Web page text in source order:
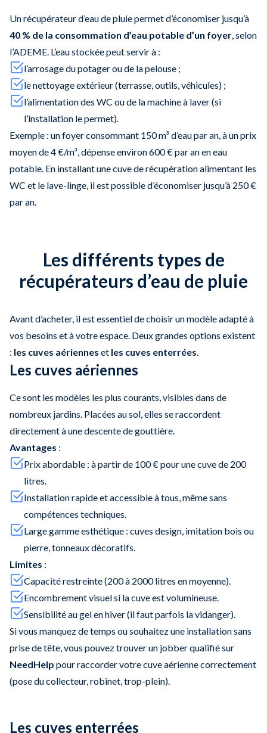
Un récupérateur d’eau de pluie permet d’économiser jusqu’à
40 % de la consommation d’eau potable d’un foyer, selon
l’ADEME. L’eau stockée peut servir à :
l’arrosage du potager ou de la pelouse ;
le nettoyage extérieur (terrasse, outils, véhicules) ;
l’alimentation des WC ou de la machine à laver (si
l’installation le permet).
Exemple : un foyer consommant 150 m³ d’eau par an, à un prix
moyen de 4 €/m³, dépense environ 600 € par an en eau
potable. En installant une cuve de récupération alimentant les
WC et le lave-linge, il est possible d’économiser jusqu’à 250 €
par an.
Les différents types de
récupérateurs d’eau de pluie
Avant d’acheter, il est essentiel de choisir un modèle adapté à
vos besoins et à votre espace. Deux grandes options existent
: les cuves aériennes et les cuves enterrées.
Les cuves aériennes
Ce sont les modèles les plus courants, visibles dans de
nombreux jardins. Placées au sol, elles se raccordent
directement à une descente de gouttière.
Avantages :
Prix abordable : à partir de 100 € pour une cuve de 200
litres.
Installation rapide et accessible à tous, même sans
compétences techniques.
Large gamme esthétique : cuves design, imitation bois ou
pierre, tonneaux décoratifs.
Limites :
Capacité restreinte (200 à 2000 litres en moyenne).
Encombrement visuel si la cuve est volumineuse.
Sensibilité au gel en hiver (il faut parfois la vidanger).
Si vous manquez de temps ou souhaitez une installation sans
prise de tête, vous pouvez trouver un jobber qualifié sur
NeedHelp pour raccorder votre cuve aérienne correctement
(pose du collecteur, robinet, trop-plein).
Les cuves enterrées